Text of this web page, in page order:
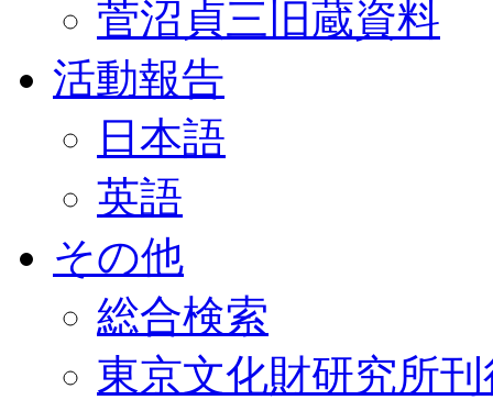
菅沼貞三旧蔵資料
活動報告
日本語
英語
その他
総合検索
東京文化財研究所